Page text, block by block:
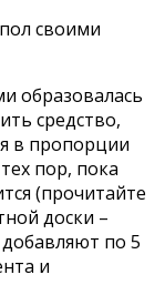
образовалась
средство,
в пропорции
пор, пока
(прочитайте
доски –
по 5
и